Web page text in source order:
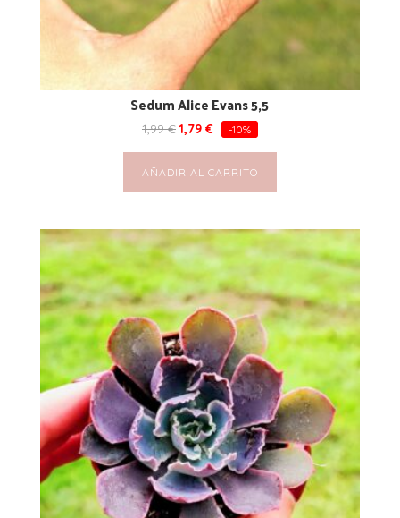
Sedum Alice Evans 5,5
1,99€ 1,79 € -10%
AÑADIR AL CARRITO